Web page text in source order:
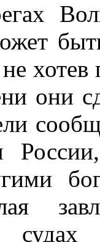
хотев
они